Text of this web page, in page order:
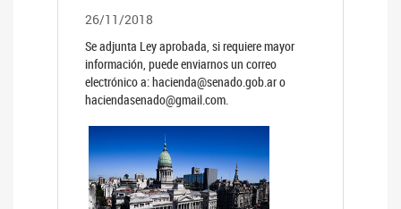
26/11/2018
Se adjunta Ley aprobada, si requiere mayor
información, puede enviarnos un correo
electrónico a: hacienda@senado.gob.ar o
haciendasenado@gmail.com.